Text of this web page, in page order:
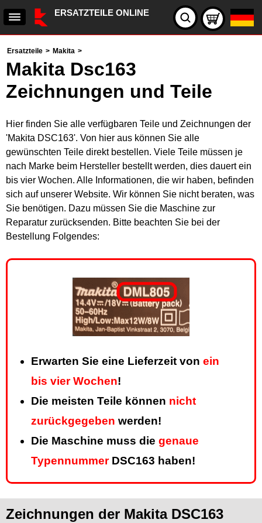
ERSATZTEILE ONLINE
Ersatzteile > Makita >
Makita Dsc163
Zeichnungen und Teile
Hier finden Sie alle verfügbaren Teile und Zeichnungen der
'Makita DSC163'. Von hier aus können Sie alle
gewünschten Teile direkt bestellen. Viele Teile müssen je
nach Marke beim Hersteller bestellt werden, dies dauert ein
bis vier Wochen. Alle Informationen, die wir haben, befinden
sich auf unserer Website. Wir können Sie nicht beraten, was
Sie benötigen. Dazu müssen Sie die Maschine zur
Reparatur zurücksenden. Bitte beachten Sie bei der
Bestellung Folgendes:
Erwarten Sie eine Lieferzeit von ein
bis vier Wochen!
Die meisten Teile können nicht
zurückgegeben werden!
Die Maschine muss die genaue
TypennummerDSC163 haben!
Zeichnungen der Makita DSC163